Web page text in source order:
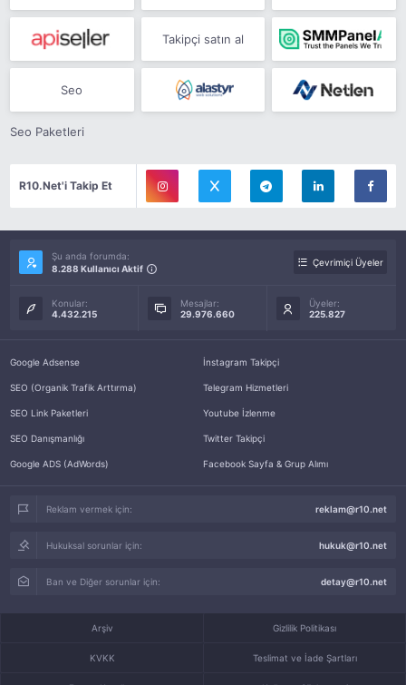
Takipçi satın al
Seo
Seo Paketleri
R10.Net'i Takip Et
Şu anda forumda:
8.288 Kullanıcı Aktif
Çevrimiçi Üyeler
Konular:
4.432.215
Mesajlar:
29.976.660
Üyeler:
225.827
Google Adsense
SEO (Organik Trafik Arttırma)
SEO Link Paketleri
SEO Danışmanlığı
Google ADS (AdWords)
İnstagram Takipçi
Telegram Hizmetleri
Youtube İzlenme
Twitter Takipçi
Facebook Sayfa & Grup Alımı
Reklam vermek için: reklam@r10.net
Hukuksal sorunlar için: hukuk@r10.net
Ban ve Diğer sorunlar için: detay@r10.net
Arşiv Gizlilik Politikası
KVKK Teslimat ve İade Şartları